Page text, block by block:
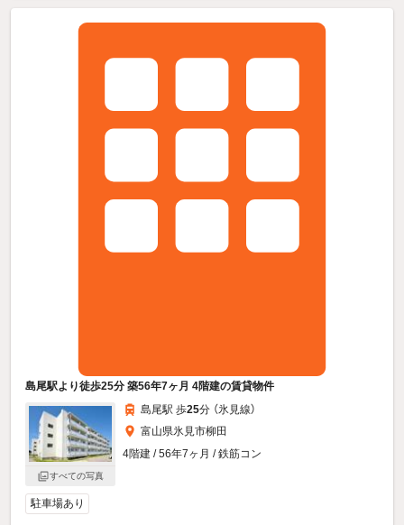
島尾駅より徒歩25分 築56年7ヶ月 4階建の賃貸物件
すべての写真
島尾駅 歩25分 （氷見線）
富山県氷見市柳田
4階建 / 56年7ヶ月 / 鉄筋コン
駐車場あり